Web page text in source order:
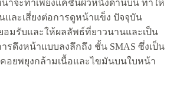
าจะทำเพียงแค่ชั้นผิวหนังด้านบน ทำให้
และเสี่ยงต่อการดูหน้าแข็ง ปัจจุบัน
อมรับและให้ผลลัพธ์ที่ยาวนานและเป็น
รดึงหน้าแบบลงลึกถึง ชั้น SMAS ซึ่งเป็น
อยพยุงกล้ามเนื้อและไขมันบนใบหน้า